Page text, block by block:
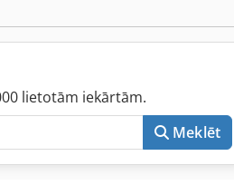
lietotām iekārtām.
Meklēt